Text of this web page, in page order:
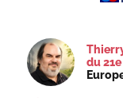
du 21e